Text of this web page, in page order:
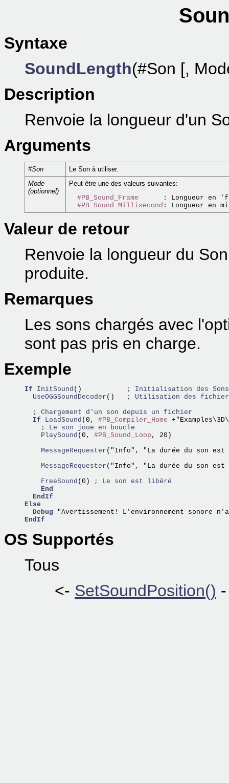
Syntaxe
SoundLength(#Son [,
Description
Renvoie la longueur d'un
Arguments
#Son
Le Son à utiliser.
Mode
(optionnel)
Peut être une des valeurs suivantes:
#PB_Sound_Frame
: Longueur en
#PB_Sound_Millisecond
Valeur de retour
Renvoie la longueur du
produite.
Remarques
Les sons chargés avec
sont pas pris en charge.
Exemple
If InitSound ()
; Initialisation des Sons
  UseOGGSoundDecoder
()
; Utilisation des
; Chargement d'un son depuis un fichier
If
LoadSound (0, #PB_Compiler_Home
; Le son joue en boucle
    PlaySound
(0, #PB_Sound_Loop , 20)
    MessageRequester
("Info", "La durée du son est
    MessageRequester
("Info", "La durée du son est
    FreeSound
(0)
; Le son est libéré
End
EndIf
Else
Debug
EndIf
OS Supportés
Tous
<- SetSoundPosition()